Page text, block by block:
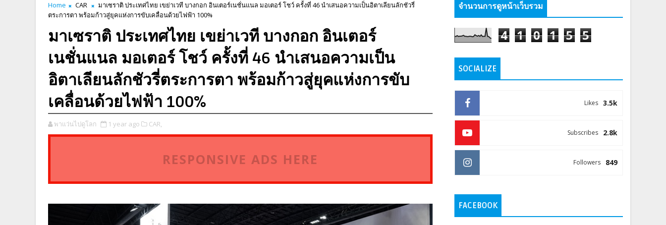
Home CAR
มาเซราติ ประเทศไทย เขย่าเวที บางกอก อินเตอร์เนชั่นแนล มอเตอร์ โชว์ ครั้งที่ 46 นำเสนอความเป็นอิตาเลียนลักชัวรี่
ตระการตา พร้อมก้าวสู่ยุคแห่งการขับเคลื่อนด้วยไฟฟ้า 100%
มาเซราติ ประเทศไทย เขย่าเวที บางกอก อินเตอร์
เนชั่นแนล มอเตอร์ โชว์ ครั้งที่ 46 นำเสนอความเป็น
อิตาเลียนลักชัวรี่ตระการตา พร้อมก้าวสู่ยุคแห่งการขับ
เคลื่อนด้วยไฟฟ้า 100%
พาแว่นไปดูโลก 1 year ago CAR,
RESPONSIVE ADS HERE
จำนวนการดูหน้าเว็บรวม
4 1 0 1 5 5
SOCIALIZE
3.5k
Likes
2.8k
Subscribes
849
Followers
FACEBOOK